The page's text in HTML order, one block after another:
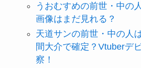
うおむすめの前世・中の
画像はまだ見れる？
天道サンの前世・中の人
間大介で確定？Vtuberデ
察！